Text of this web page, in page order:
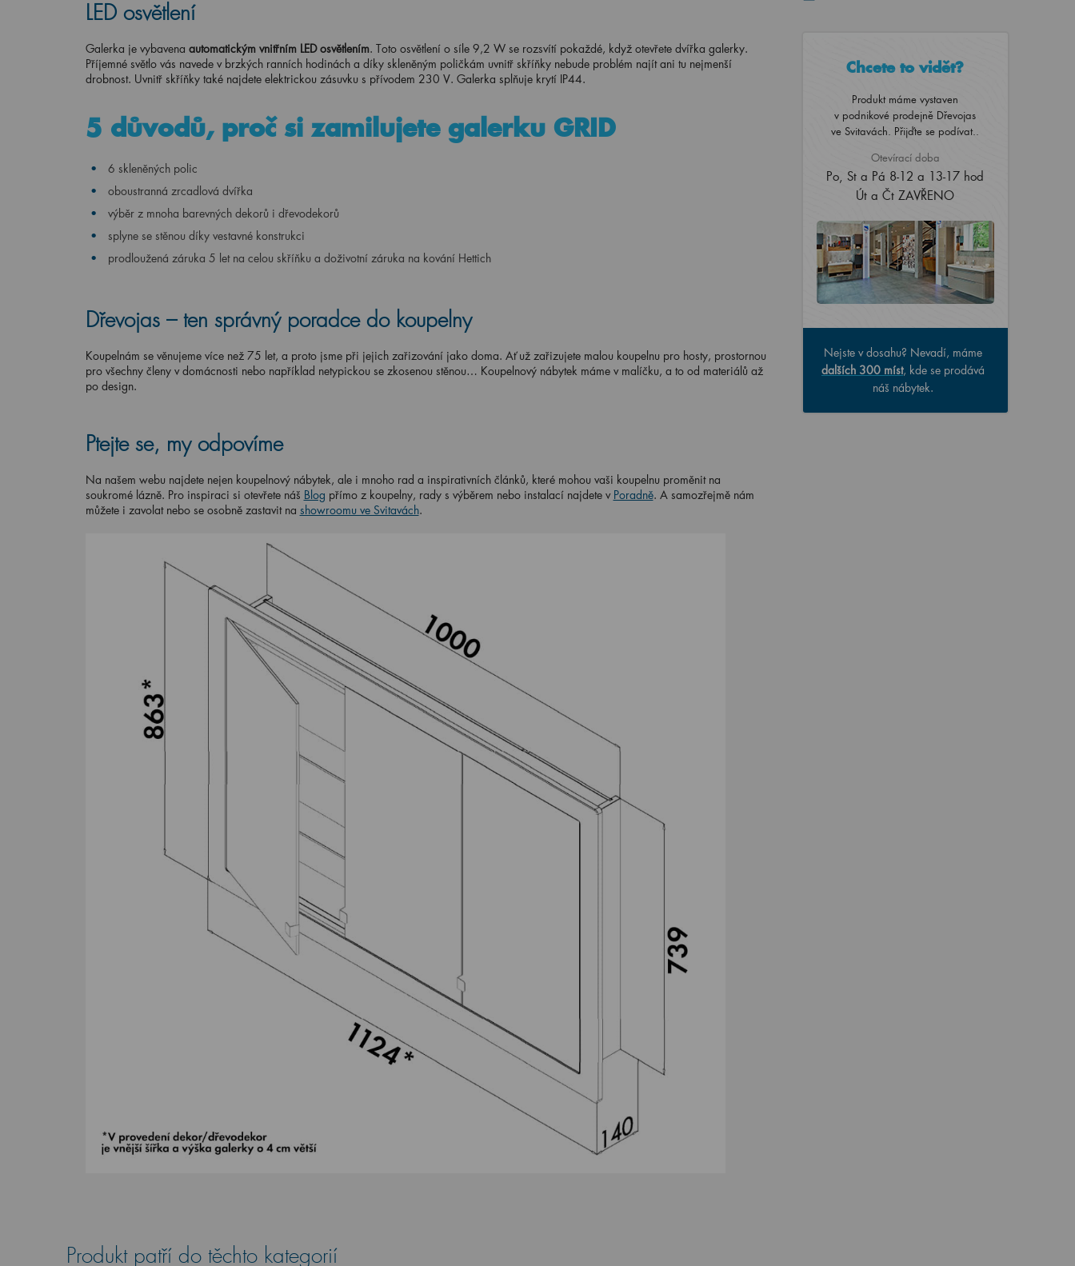
LED osvětlení
Galerka je vybavena automatickým vnitřním LED osvětlením. Toto osvětlení o síle 9,2 W se rozsvítí pokaždé, když otevřete dvířka galerky.
Příjemné světlo vás navede v brzkých ranních hodinách a díky skleněným poličkám uvnitř skříňky nebude problém najít ani tu nejmenší
drobnost. Uvnitř skříňky také najdete elektrickou zásuvku s přívodem 230 V. Galerka splňuje krytí IP44.
5 důvodů, proč si zamilujete galerku GRID
6 skleněných polic
oboustranná zrcadlová dvířka
výběr z mnoha barevných dekorů i dřevodekorů
splyne se stěnou díky vestavné konstrukci
prodloužená záruka 5 let na celou skříňku a doživotní záruka na kování Hettich
Dřevojas – ten správný poradce do koupelny
Koupelnám se věnujeme více než 75 let, a proto jsme při jejich zařizování jako doma. Ať už zařizujete malou koupelnu pro hosty, prostornou
pro všechny členy v domácnosti nebo například netypickou se zkosenou stěnou… Koupelnový nábytek máme v malíčku, a to od materiálů až
po design.
Ptejte se, my odpovíme
Na našem webu najdete nejen koupelnový nábytek, ale i mnoho rad a inspirativních článků, které mohou vaši koupelnu proměnit na
soukromé lázně. Pro inspiraci si otevřete náš Blog přímo z koupelny, rady s výběrem nebo instalací najdete v Poradně. A samozřejmě nám
můžete i zavolat nebo se osobně zastavit na showroomu ve Svitavách.
Produkt patří do těchto kategorií
Chcete to vidět?
Produkt máme vystaven
v podnikové prodejně Dřevojas
ve Svitavách. Přijďte se podívat..
Otevírací doba
Po, St a Pá 8-12 a 13-17 hod
Út a Čt ZAVŘENO
Nejste v dosahu? Nevadí, máme
dalších 300 míst, kde se prodává
náš nábytek.